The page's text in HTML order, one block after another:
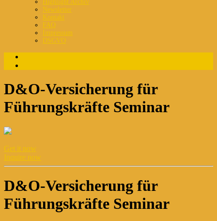
Highlight Archiv
Newsletter
Kontakt
FAQ
Impressum
DSGVO
D&O-Versicherung für
Führungskräfte Seminar
Get it now
Inquire now
D&O-Versicherung für
Führungskräfte Seminar